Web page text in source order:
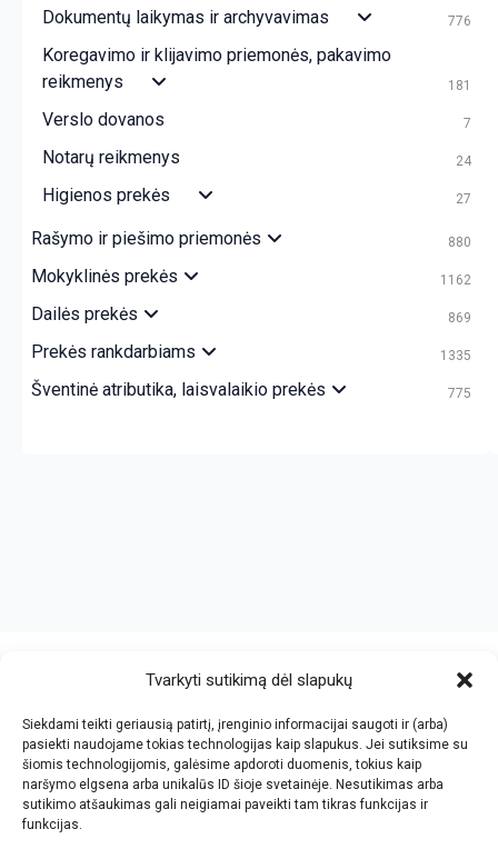
Tvarkyti sutikimą dėl slapukų
Siekdami teikti geriausią patirtį, įrenginio informacijai saugoti ir (arba)
pasiekti naudojame tokias technologijas kaip slapukus. Jei sutiksime su
šiomis technologijomis, galėsime apdoroti duomenis, tokius kaip
naršymo elgsena arba unikalūs ID šioje svetainėje. Nesutikimas arba
sutikimo atšaukimas gali neigiamai paveikti tam tikras funkcijas ir
funkcijas.
Dokumentų laikymas ir archyvavimas 776
Koregavimo ir klijavimo priemonės, pakavimo
reikmenys
181
Verslo dovanos 7
Notarų reikmenys 24
Higienos prekės 27
Rašymo ir piešimo priemonės 880
Mokyklinės prekės 1162
Dailės prekės 869
Prekės rankdarbiams 1335
Šventinė atributika, laisvalaikio prekės 775
V. Jankovskio firma
Įmonės kodas: 123612573
PVM kodas: LT236125716